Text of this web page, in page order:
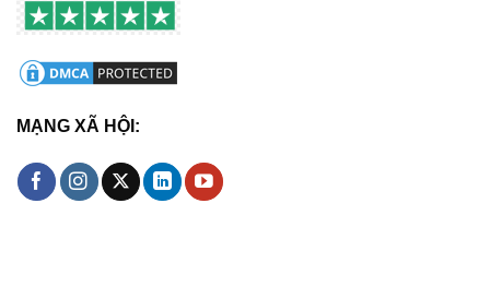
MẠNG XÃ HỘI: